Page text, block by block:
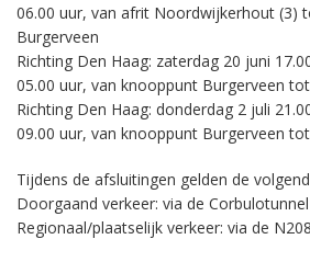
06.00 uur, van afrit Noordwijkerhout (3)
Burgerveen
Richting Den Haag: zaterdag 20 juni
05.00 uur, van knooppunt Burgerveen
Richting Den Haag: donderdag 2 juli
09.00 uur, van knooppunt Burgerveen
Tijdens de afsluitingen gelden de
Doorgaand verkeer: via de
Regionaal/plaatselijk verkeer: via de